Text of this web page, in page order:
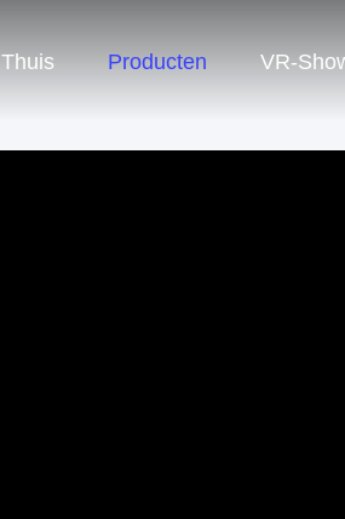
Thuis Producten VR-